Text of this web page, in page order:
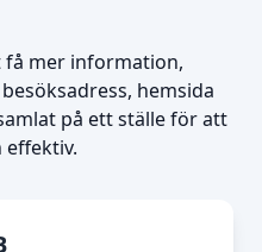
mer information,
hemsida
på ett ställe för att
effektiv.